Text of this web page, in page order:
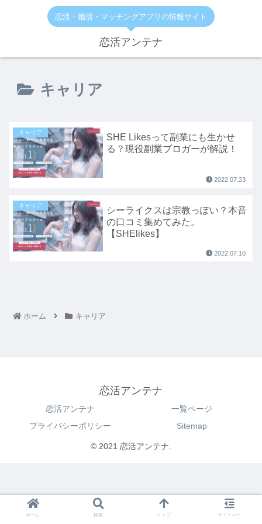
恋活・婚活・マッチングアプリの情報サイト
恋活アンテナ
キャリア
キャリア
SHE Likesって副業にも生かせ
る？現役副業ブロガーが解説！
2022.07.23
キャリア
シーライクスは宗教っぽい？本音
の口コミ集めてみた。
【SHElikes】
2022.07.10
ホーム キャリア
恋活アンテナ
恋活アンテナ
一覧ページ
プライバシーポリシー
Sitemap
© 2021 恋活アンテナ.
ホーム 検索 トップ サイドバー